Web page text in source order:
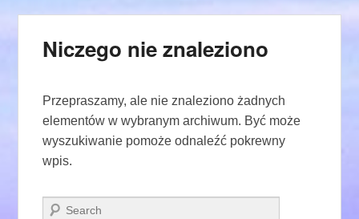
Niczego nie znaleziono
Przepraszamy, ale nie znaleziono żadnych
elementów w wybranym archiwum. Być może
wyszukiwanie pomoże odnaleźć pokrewny
wpis.
Szukaj